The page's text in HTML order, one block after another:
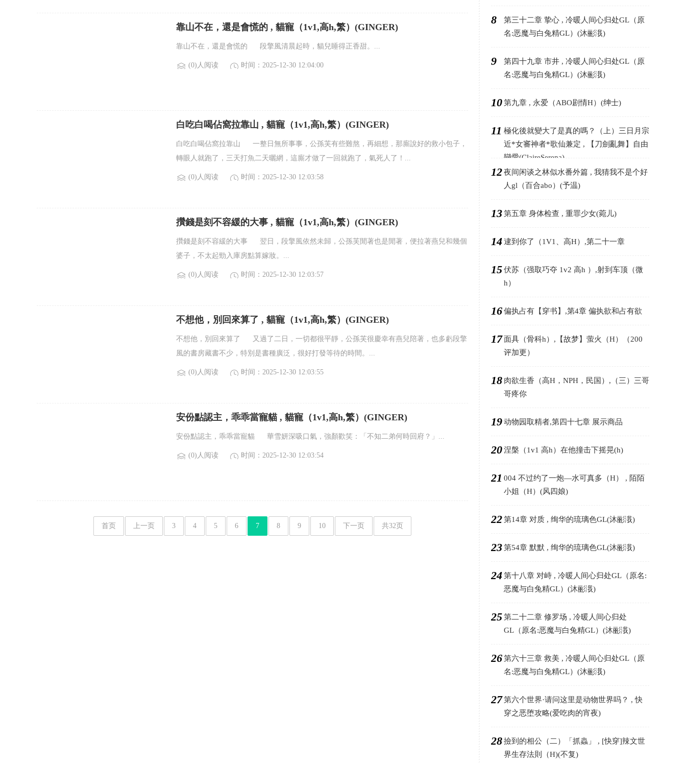
靠山不在，還是會慌的 , 貓寵（1v1,高h,繁）(GINGER)
靠山不在，還是會慌的 段擎風清晨起時，貓兒睡得正香甜。...
(0)人阅读 时间：2025-12-30 12:04:00
白吃白喝佔窩拉靠山 , 貓寵（1v1,高h,繁）(GINGER)
白吃白喝佔窩拉靠山 一整日無所事事，公孫芙有些難熬，再細想，那廝說好的救小包子，
轉眼人就跑了，三天打魚二天曬網，這廝才做了一回就跑了，氣死人了！...
(0)人阅读 时间：2025-12-30 12:03:58
攢錢是刻不容緩的大事 , 貓寵（1v1,高h,繁）(GINGER)
攢錢是刻不容緩的大事 翌日，段擎風依然未歸，公孫芙閒著也是閒著，便拉著燕兒和幾個
婆子，不太起勁入庫房點算嫁妝。...
(0)人阅读 时间：2025-12-30 12:03:57
不想他，別回來算了 , 貓寵（1v1,高h,繁）(GINGER)
不想他，別回來算了 又過了二日，一切都很平靜，公孫芙很慶幸有燕兒陪著，也多虧段擎
風的書房藏書不少，特別是書種廣泛，很好打發等待的時間。...
(0)人阅读 时间：2025-12-30 12:03:55
安份點認主，乖乖當寵貓 , 貓寵（1v1,高h,繁）(GINGER)
安份點認主，乖乖當寵貓 華雪妍深吸口氣，強顏歡笑：「不知二弟何時回府？」...
(0)人阅读 时间：2025-12-30 12:03:54
首页 上一页 3 4 5 6 7 8 9 10 下一页 共32页
8
第三十二章 挚心 , 冷暖人间心归处GL（原
名:恶魔与白兔精GL）(沐彨涐)
9
第四十九章 市井 , 冷暖人间心归处GL（原
名:恶魔与白兔精GL）(沐彨涐)
10第九章 , 永爱（ABO剧情H）(绅士)
11 極化後就變大了是真的嗎？（上）三日月宗
近*女審神者*歌仙兼定 , 【刀劍亂舞】自由
戀愛(ClaireSerena)
12夜间闲谈之林似水番外篇 , 我猜我不是个好
人gl（百合abo）(予温)
13第五章 身体检查 , 重罪少女(菀儿)
14逮到你了（1V1、高H）,第二十一章
15伏苏（强取巧夺 1v2 高h ）,射到车顶（微
h）
16偏执占有【穿书】,第4章 偏执欲和占有欲
17面具（骨科h）,【故梦】萤火（H）（200
评加更）
18 肉欲生香（高H，NPH，民国）,（三）三哥
哥疼你
19动物园取精者,第四十七章 展示商品
20涅槃（1v1 高h）在他撞击下摇晃(h)
21 004 不过约了一炮—水可真多（H） , 陌陌
小姐（H）(风四娘)
22第14章 对质 , 绚华的琉璃色GL(沐彨涐)
23第54章 默默 , 绚华的琉璃色GL(沐彨涐)
24第十八章 对峙 , 冷暖人间心归处GL（原名:
恶魔与白兔精GL）(沐彨涐)
25第二十二章 修罗场 , 冷暖人间心归处
GL（原名:恶魔与白兔精GL）(沐彨涐)
26第六十三章 救美 , 冷暖人间心归处GL（原
名:恶魔与白兔精GL）(沐彨涐)
27第六个世界·请问这里是动物世界吗？ , 快
穿之恶堕攻略(爱吃肉的宵夜)
28撿到的相公（二）「抓蟲」 , [快穿]辣文世
界生存法則（H)(不复)